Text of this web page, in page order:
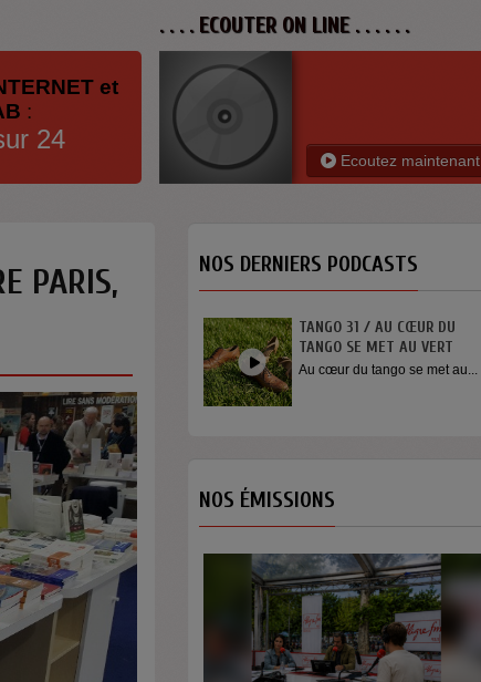
et
:
24
. . . . ECOUTER ON LINE . . . . . .
Ecoutez maintenant
PARIS,
NOS DERNIERS PODCASTS
TANGO 31 / AU CŒUR DU
TANGO SE MET AU VERT
Au cœur du tango se met au...
NOS ÉMISSIONS